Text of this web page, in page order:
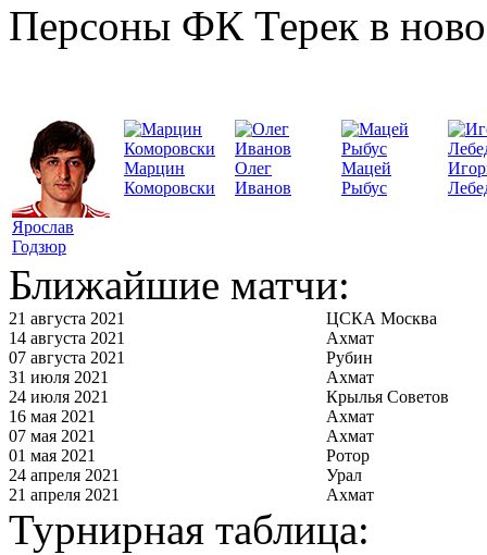
Персоны ФК Терек в
Ярослав
Годзюр
Марцин
Коморовски
Олег
Иванов
Мацей
Рыбус
Ближайшие матчи:
21 августа 2021
ЦСКА Москва
14 августа 2021
Ахмат
07 августа 2021
Рубин
31 июля 2021
Ахмат
24 июля 2021
Крылья Советов
16 мая 2021
Ахмат
07 мая 2021
Ахмат
01 мая 2021
Ротор
24 апреля 2021
Урал
21 апреля 2021
Ахмат
Турнирная таблица: